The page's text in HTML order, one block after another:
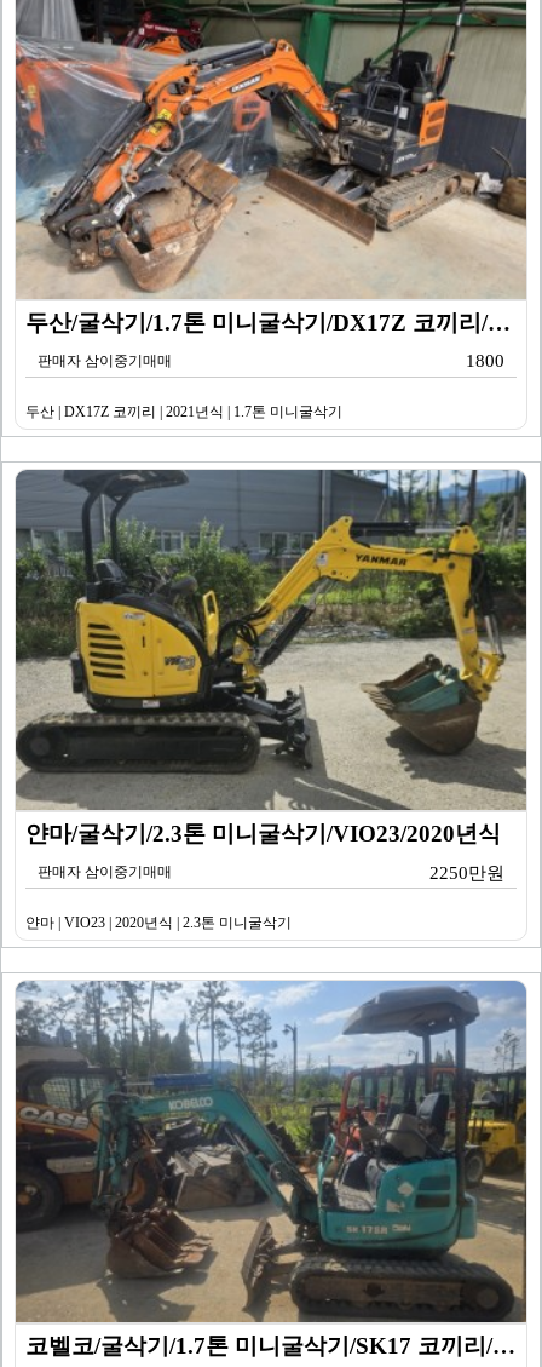
두산/굴삭기/1.7톤 미니굴삭기/DX17Z 코끼리/20…
판매자 삼이중기매매 1800
두산 | DX17Z 코끼리 | 2021년식 | 1.7톤 미니굴삭기
얀마/굴삭기/2.3톤 미니굴삭기/VIO23/2020년식
판매자 삼이중기매매 2250만원
얀마 | VIO23 | 2020년식 | 2.3톤 미니굴삭기
코벨코/굴삭기/1.7톤 미니굴삭기/SK17 코끼리/20…